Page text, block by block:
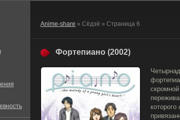
Anime-share » Сёдзё » Страница 6
Фортепиано (2002)